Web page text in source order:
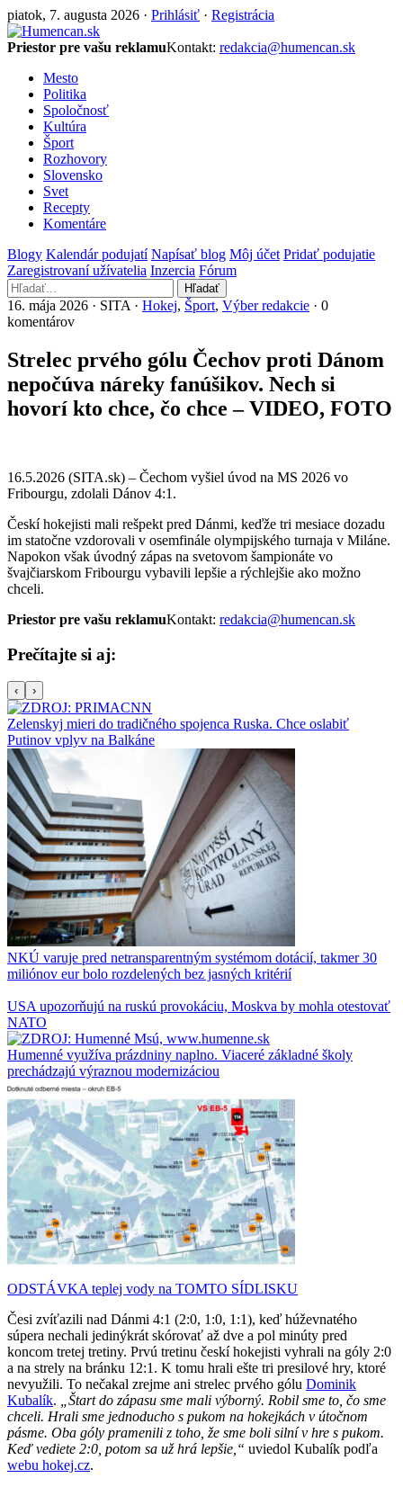
piatok, 7. augusta 2026 · Prihlásiť · Registrácia
Priestor pre vašu reklamuKontakt: redakcia@humencan.sk
Mesto
Politika
Spoločnosť
Kultúra
Šport
Rozhovory
Slovensko
Svet
Recepty
Komentáre
Blogy Kalendár podujatí Napísať blog Môj účet Pridať podujatie
Zaregistrovaní užívatelia Inzercia Fórum
Hľadať
16. mája 2026 · SITA · Hokej, Šport, Výber redakcie · 0
komentárov
Strelec prvého gólu Čechov proti Dánom
nepočúva náreky fanúšikov. Nech si
hovorí kto chce, čo chce – VIDEO, FOTO
16.5.2026 (SITA.sk) – Čechom vyšiel úvod na MS 2026 vo
Fribourgu, zdolali Dánov 4:1.
Českí hokejisti mali rešpekt pred Dánmi, keďže tri mesiace dozadu
im statočne vzdorovali v osemfinále olympijského turnaja v Miláne.
Napokon však úvodný zápas na svetovom šampionáte vo
švajčiarskom Fribourgu vybavili lepšie a rýchlejšie ako možno
chceli.
Priestor pre vašu reklamuKontakt: redakcia@humencan.sk
Prečítajte si aj:
‹ ›
Zelenskyj mieri do tradičného spojenca Ruska. Chce oslabiť
Putinov vplyv na Balkáne
NKÚ varuje pred netransparentným systémom dotácií, takmer 30
miliónov eur bolo rozdelených bez jasných kritérií
USA upozorňujú na ruskú provokáciu, Moskva by mohla otestovať
NATO
Humenné využíva prázdniny naplno. Viaceré základné školy
prechádzajú výraznou modernizáciou
ODSTÁVKA teplej vody na TOMTO SÍDLISKU
Česi zvíťazili nad Dánmi 4:1 (2:0, 1:0, 1:1), keď húževnatého
súpera nechali jedinýkrát skórovať až dve a pol minúty pred
koncom tretej tretiny. Prvú tretinu českí hokejisti vyhrali na góly 2:0
a na strely na bránku 12:1. K tomu hrali ešte tri presilové hry, ktoré
nevyužili. To nečakal zrejme ani strelec prvého gólu Dominik
Kubalík.
„Štart do zápasu sme mali výborný. Robil sme to, čo sme
chceli. Hrali sme jednoducho s pukom na hokejkách v útočnom
pásme. Oba góly pramenili z toho, že sme boli silní v hre s pukom.
Keď vediete 2:0, potom sa už hrá lepšie,“ uviedol Kubalík podľa
webu hokej.cz.